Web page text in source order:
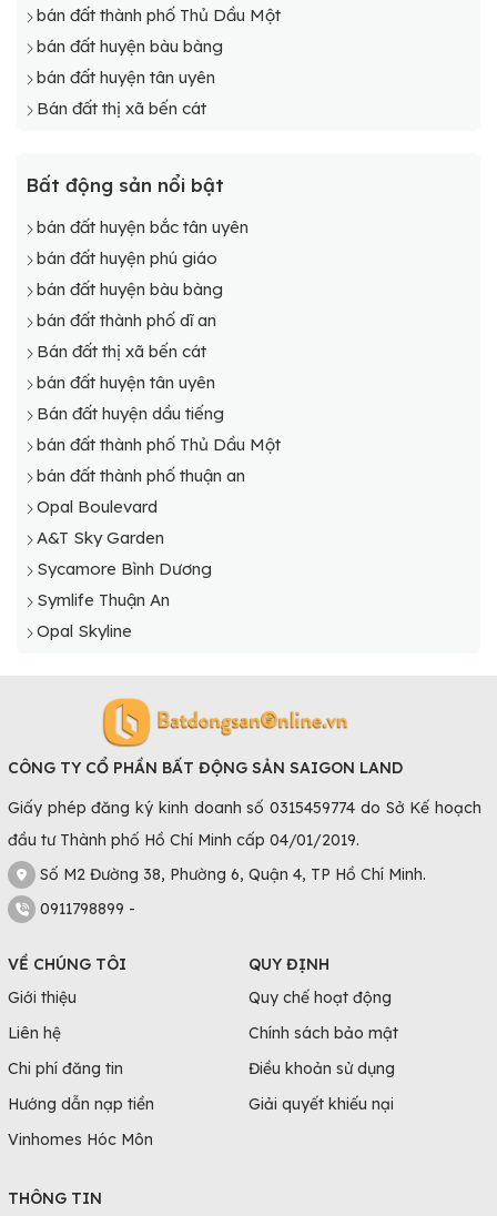
bán đất thành phố Thủ Dầu Một
bán đất huyện bàu bàng
bán đất huyện tân uyên
Bán đất thị xã bến cát
Bất động sản nổi bật
bán đất huyện bắc tân uyên
bán đất huyện phú giáo
bán đất huyện bàu bàng
bán đất thành phố dĩ an
Bán đất thị xã bến cát
bán đất huyện tân uyên
Bán đất huyện dầu tiếng
bán đất thành phố Thủ Dầu Một
bán đất thành phố thuận an
Opal Boulevard
A&T Sky Garden
Sycamore Bình Dương
Symlife Thuận An
Opal Skyline
CÔNG TY CỔ PHẦN BẤT ĐỘNG SẢN SAIGON LAND
Giấy phép đăng ký kinh doanh số 0315459774 do Sở Kế hoạch
đầu tư Thành phố Hồ Chí Minh cấp 04/01/2019.
Số M2 Đường 38, Phường 6, Quận 4, TP Hồ Chí Minh.
0911798899 -
VỀ CHÚNG TÔI
Giới thiệu
Liên hệ
Chi phí đăng tin
Hướng dẫn nạp tiền
Vinhomes Hóc Môn
QUY ĐỊNH
Quy chế hoạt động
Chính sách bảo mật
Điều khoản sử dụng
Giải quyết khiếu nại
THÔNG TIN